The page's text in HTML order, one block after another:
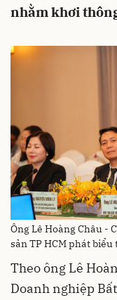
nhằm khơi
Ông Lê Hoàng Châu -
sản TP HCM phát
Theo ông Lê
Doanh nghiệp